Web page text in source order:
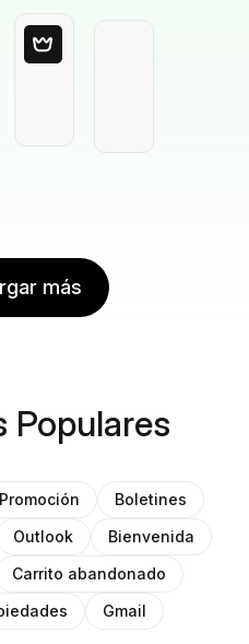
más
Populares
Promoción
Boletines
Outlook
Bienvenida
Carrito abandonado
Gmail